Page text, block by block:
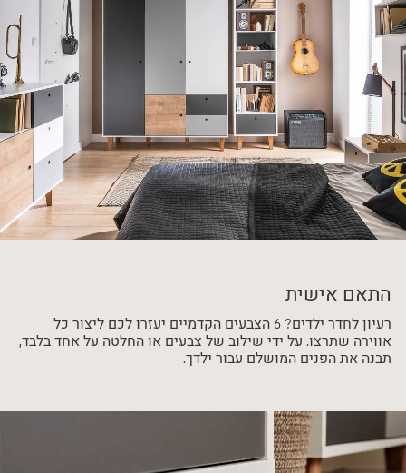
התאם אישית
רעיון לחדר ילדים? 6 הצבעים הקדמיים יעזרו לכם ליצור כל
אווירה שתרצו. על ידי שילוב של צבעים או החלטה על אחד בלבד,
תבנה את הפנים המושלם עבור ילדך.